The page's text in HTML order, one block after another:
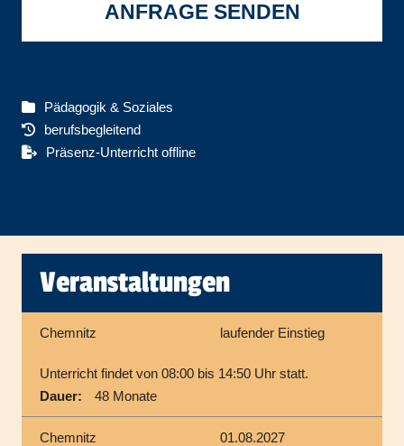
ANFRAGE SENDEN
Pädagogik & Soziales
berufsbegleitend
Präsenz-Unterricht offline
Veranstaltungen
Chemnitz laufender Einstieg
Unterricht findet von 08:00 bis 14:50 Uhr statt.
Dauer:
48 Monate
Chemnitz 01.08.2027